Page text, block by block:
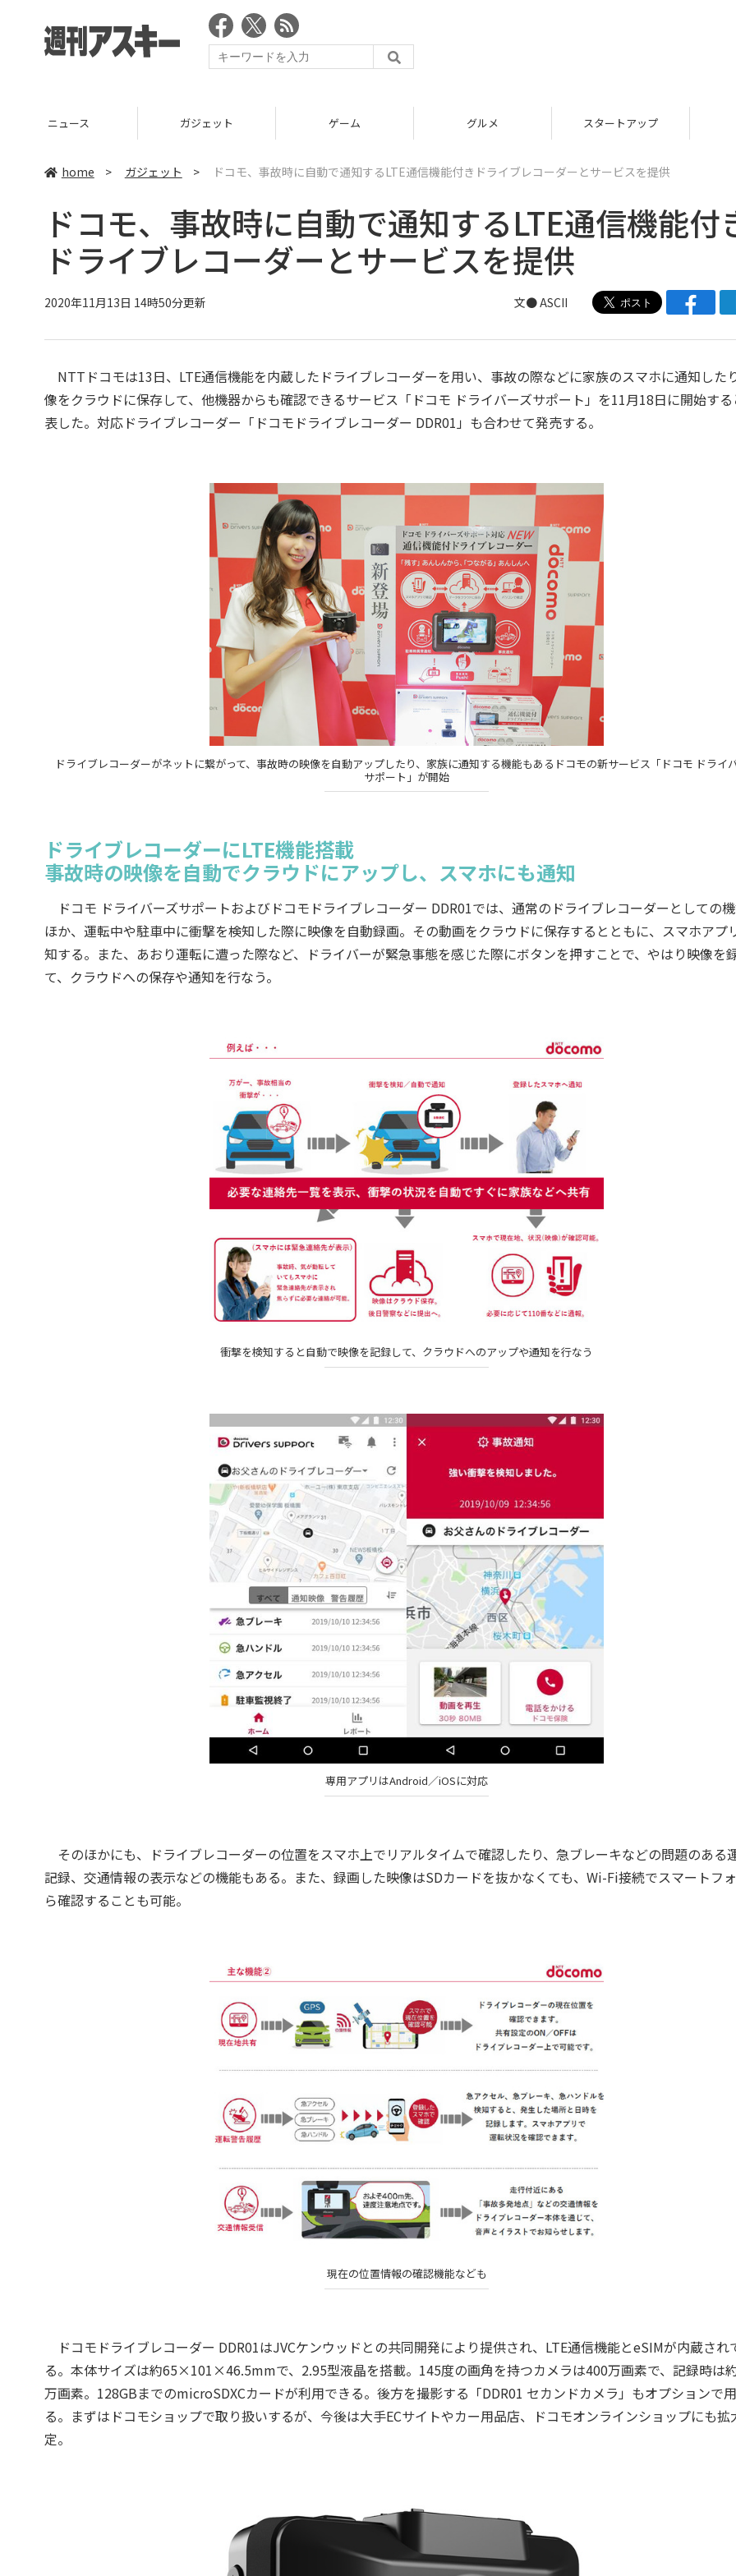
ニュース ガジェット ゲーム グルメ スタートアップ
home > ガジェット > ドコモ、事故時に自動で通知するLTE通信機能付きドライブレコーダーとサービスを提供
ドコモ、事故時に自動で通知するLTE通信機能付
ドライブレコーダーとサービスを提供
2020年11月13日 14時50分更新 文● ASCII
NTTドコモは13日、LTE通信機能を内蔵したドライブレコーダーを用い、事故の際などに家族のスマホに通知した
像をクラウドに保存して、他機器からも確認できるサービス「ドコモ ドライバーズサポート」を11月18日に開始する
表した。対応ドライブレコーダー「ドコモドライブレコーダー DDR01」も合わせて発売する。
ドライブレコーダーがネットに繋がって、事故時の映像を自動アップしたり、家族に通知する機能もあるドコモの新サービス「ドコモ ドライ
サポート」が開始
ドライブレコーダーにLTE機能搭載
事故時の映像を自動でクラウドにアップし、スマホにも通知
ドコモ ドライバーズサポートおよびドコモドライブレコーダー DDR01では、通常のドライブレコーダーとしての
ほか、運転中や駐車中に衝撃を検知した際に映像を自動録画。その動画をクラウドに保存するとともに、スマホアプ
知する。また、あおり運転に遭った際など、ドライバーが緊急事態を感じた際にボタンを押すことで、やはり映像を
て、クラウドへの保存や通知を行なう。
衝撃を検知すると自動で映像を記録して、クラウドへのアップや通知を行なう
専用アプリはAndroid／iOSに対応
そのほかにも、ドライブレコーダーの位置をスマホ上でリアルタイムで確認したり、急ブレーキなどの問題のある
記録、交通情報の表示などの機能もある。また、録画した映像はSDカードを抜かなくても、Wi-Fi接続でスマートフ
ら確認することも可能。
現在の位置情報の確認機能なども
ドコモドライブレコーダー DDR01はJVCケンウッドとの共同開発により提供され、LTE通信機能とeSIMが内蔵され
る。本体サイズは約65×101×46.5mmで、2.95型液晶を搭載。145度の画角を持つカメラは400万画素で、記録時は
万画素。128GBまでのmicroSDXCカードが利用できる。後方を撮影する「DDR01 セカンドカメラ」もオプションで
る。まずはドコモショップで取り扱いするが、今後は大手ECサイトやカー用品店、ドコモオンラインショップにも拡
定。